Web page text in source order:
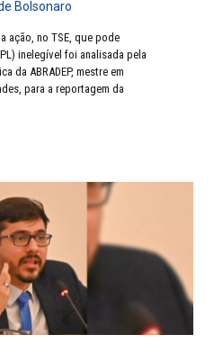
Bolsonaro
ação, no TSE, que pode
inelegível foi analisada pela
da ABRADEP, mestre em
para a reportagem da